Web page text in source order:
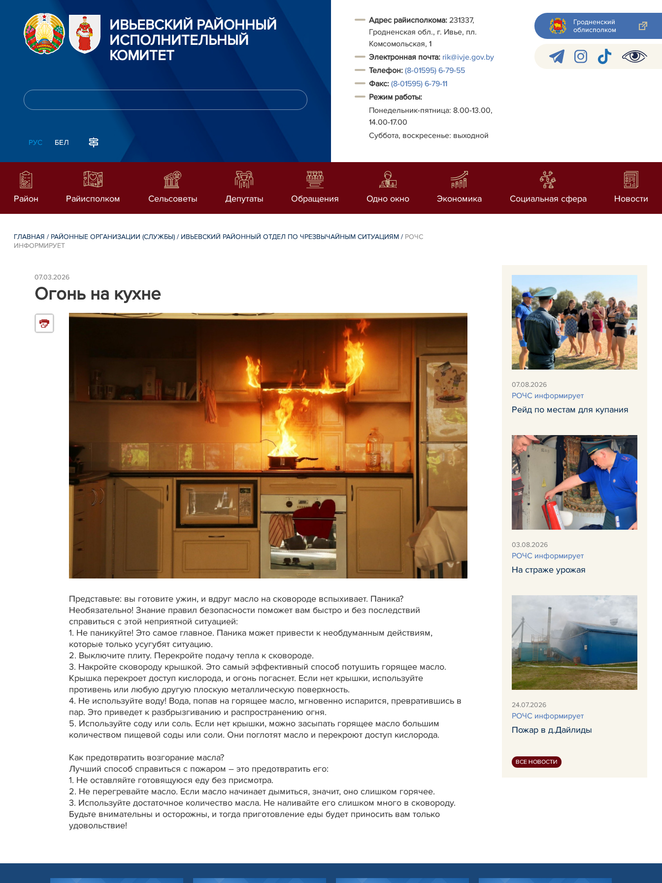
ИВЬЕВСКИЙ РАЙОННЫЙ
ИСПОЛНИТЕЛЬНЫЙ
КОМИТЕТ
РУС БЕЛ
Адрес райисполкома: 231337,
Гродненская обл., г. Ивье, пл.
Комсомольская, 1
Электронная почта: rik@ivje.gov.by
Телефон: (8-01595) 6-79-55
Факс: (8-01595) 6-79-11
Режим работы:
Понедельник-пятница: 8.00-13.00,
14.00-17.00
Суббота, воскресенье: выходной
Гродненский
облисполком
Район Райисполком Сельсоветы Депутаты Обращения Одно окно Экономика Социальная сфера Новости
ГЛАВНАЯ / РАЙОННЫЕ ОРГАНИЗАЦИИ (СЛУЖБЫ) / ИВЬЕВСКИЙ РАЙОННЫЙ ОТДЕЛ ПО ЧРЕЗВЫЧАЙНЫМ СИТУАЦИЯМ / РОЧС
ИНФОРМИРУЕТ
07.03.2026
Огонь на кухне
Представьте: вы готовите ужин, и вдруг масло на сковороде вспыхивает. Паника?
Необязательно! Знание правил безопасности поможет вам быстро и без последствий
справиться с этой неприятной ситуацией:
1. Не паникуйте! Это самое главное. Паника может привести к необдуманным действиям,
которые только усугубят ситуацию.
2. Выключите плиту. Перекройте подачу тепла к сковороде.
3. Накройте сковороду крышкой. Это самый эффективный способ потушить горящее масло.
Крышка перекроет доступ кислорода, и огонь погаснет. Если нет крышки, используйте
противень или любую другую плоскую металлическую поверхность.
4. Не используйте воду! Вода, попав на горящее масло, мгновенно испарится, превратившись в
пар. Это приведет к разбрызгиванию и распространению огня.
5. Используйте соду или соль. Если нет крышки, можно засыпать горящее масло большим
количеством пищевой соды или соли. Они поглотят масло и перекроют доступ кислорода.
Как предотвратить возгорание масла?
Лучший способ справиться с пожаром – это предотвратить его:
1. Не оставляйте готовящуюся еду без присмотра.
2. Не перегревайте масло. Если масло начинает дымиться, значит, оно слишком горячее.
3. Используйте достаточное количество масла. Не наливайте его слишком много в сковороду.
Будьте внимательны и осторожны, и тогда приготовление еды будет приносить вам только
удовольствие!
07.08.2026
РОЧС информирует
Рейд по местам для купания
03.08.2026
РОЧС информирует
На страже урожая
24.07.2026
РОЧС информирует
Пожар в д.Дайлиды
ВСЕ НОВОСТИ